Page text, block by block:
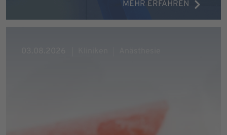
MEHR ERFAHREN